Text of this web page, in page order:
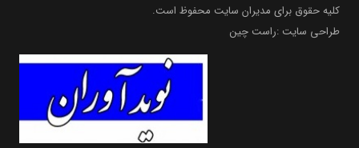
کلیه حقوق برای مدیران سایت محفوظ است.
طراحی سایت :راست چین